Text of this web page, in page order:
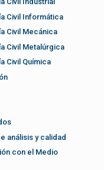
Civil Informática
Civil Mecánica
Civil Metalúrgica
Civil Química
análisis y calidad
con el Medio